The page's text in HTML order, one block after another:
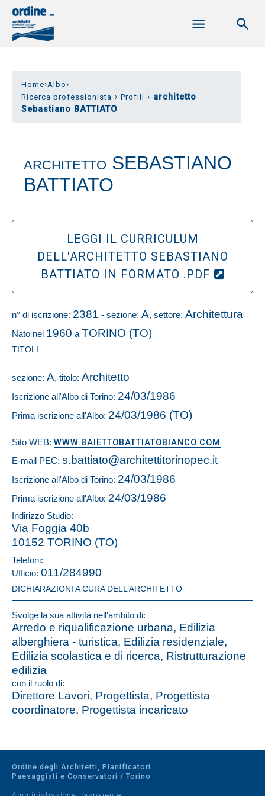
Home›Albo›
Ricerca professionista › Profili › architetto
Sebastiano BATTIATO
ARCHITETTO SEBASTIANO
BATTIATO
LEGGI IL CURRICULUM
DELL'ARCHITETTO SEBASTIANO
BATTIATO IN FORMATO .PDF
n° di iscrizione: 2381 - sezione: A, settore: Architettura
Nato nel 1960 a TORINO (TO)
TITOLI
sezione: A, titolo: Architetto
Iscrizione all'Albo di Torino: 24/03/1986
Prima iscrizione all'Albo: 24/03/1986 (TO)
Sito WEB: WWW.BAIETTOBATTIATOBIANCO.COM
E-mail PEC: s.battiato@architettitorinopec.it
Iscrizione all'Albo di Torino: 24/03/1986
Prima iscrizione all'Albo: 24/03/1986
Indirizzo Studio:
Via Foggia 40b
10152 TORINO (TO)
Telefoni:
Ufficio: 011/284990
DICHIARAZIONI A CURA DELL’ARCHITETTO
Svolge la sua attività nell'ambito di:
Arredo e riqualificazione urbana, Edilizia
alberghiera - turistica, Edilizia residenziale,
Edilizia scolastica e di ricerca, Ristrutturazione
edilizia
con il ruolo di:
Direttore Lavori, Progettista, Progettista
coordinatore, Progettista incaricato
Ordine degli Architetti, Pianificatori
Paesaggisti e Conservatori / Torino